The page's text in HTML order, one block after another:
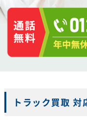
トラック買取 対